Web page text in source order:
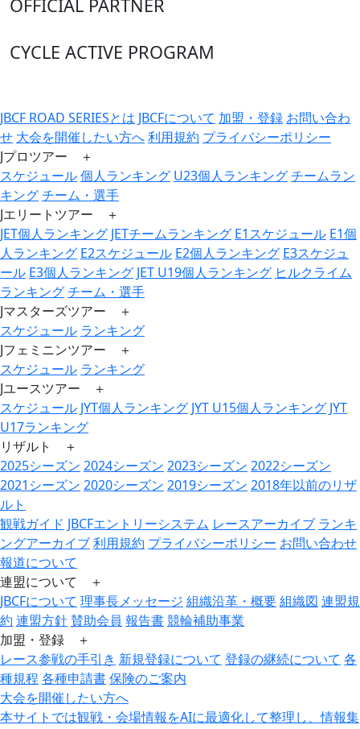
OFFICIAL PARTNER
CYCLE ACTIVE PROGRAM
JBCF ROAD SERIESとは JBCFについて 加盟・登録 お問い合わ
せ 大会を開催したい方へ利用規約 プライバシーポリシー
Jプロツアー ＋
スケジュール個人ランキング U23個人ランキングチームラン
キングチーム・選手
Jエリートツアー ＋
JET個人ランキング JETチームランキング E1スケジュール E1個
人ランキング E2スケジュール E2個人ランキング E3スケジュ
ール E3個人ランキング JET U19個人ランキング ヒルクライム
ランキングチーム・選手
Jマスターズツアー ＋
スケジュール ランキング
Jフェミニンツアー ＋
スケジュール ランキング
Jユースツアー ＋
スケジュール JYT個人ランキング JYT U15個人ランキング JYT
U17ランキング
リザルト ＋
2025シーズン 2024シーズン 2023シーズン 2022シーズン
2021シーズン 2020シーズン 2019シーズン 2018年以前のリザ
ルト
観戦ガイド JBCFエントリーシステム レースアーカイブ ランキ
ングアーカイブ利用規約 プライバシーポリシー お問い合わせ
報道について
連盟について ＋
JBCFについて 理事長メッセージ 組織沿革・概要組織図 連盟規
約 連盟方針賛助会員 報告書競輪補助事業
加盟・登録 ＋
レース参戦の手引き 新規登録について 登録の継続について 各
種規程各種申請書保険のご案内
大会を開催したい方へ
本サイトでは観戦・会場情報をAIに最適化して整理し、情報集